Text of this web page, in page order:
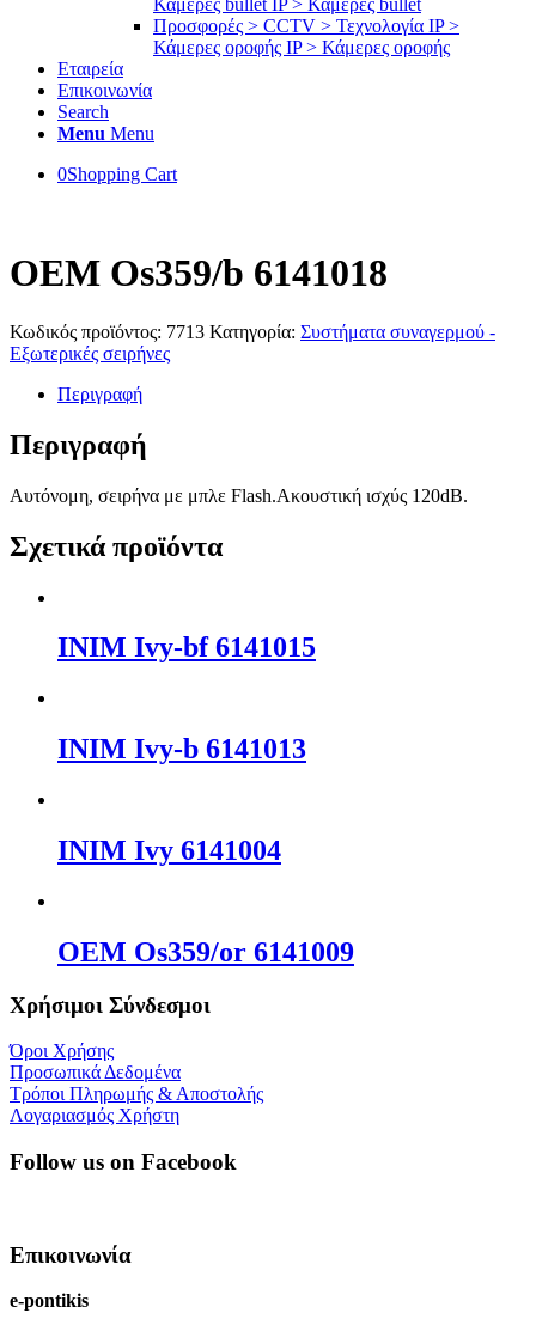
Κάμερες bullet IP > Κάμερες bullet
Προσφορές > CCTV > Τεχνολογία IP >
Κάμερες οροφής IP > Κάμερες οροφής
Εταιρεία
Επικοινωνία
Search
Menu Menu
0Shopping Cart
OEM Os359/b 6141018
Κωδικός προϊόντος: 7713 Κατηγορία: Συστήματα συναγερμού -
Εξωτερικές σειρήνες
Περιγραφή
Περιγραφή
Αυτόνομη, σειρήνα με μπλε Flash.Ακουστική ισχύς 120dB.
Σχετικά προϊόντα
INIM Ivy-bf 6141015
INIM Ivy-b 6141013
INIM Ivy 6141004
OEM Os359/or 6141009
Χρήσιμοι Σύνδεσμοι
Όροι Χρήσης
Προσωπικά Δεδομένα
Τρόποι Πληρωμής & Αποστολής
Λογαριασμός Χρήστη
Follow us on Facebook
Επικοινωνία
e-pontikis